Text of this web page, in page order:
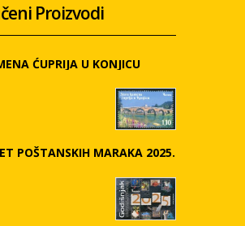
Proizvodi
ĆUPRIJA U KONJICU
POŠTANSKIH MARAKA 2025.